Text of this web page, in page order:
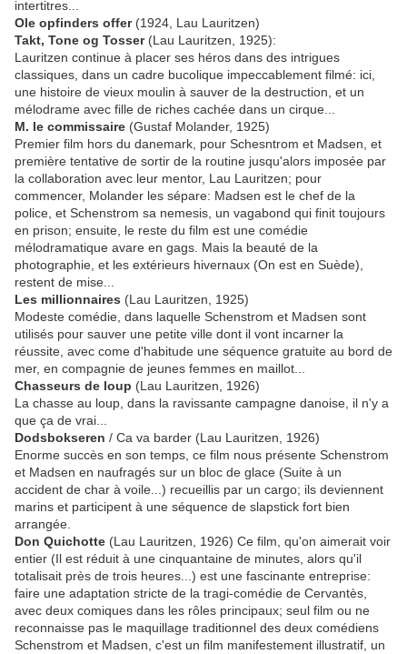
intertitres...
Ole opfinders offer(1924, Lau Lauritzen)
Takt, Tone og Tosser(Lau Lauritzen, 1925):
Lauritzen continue à placer ses héros dans des intrigues
classiques, dans un cadre bucolique impeccablement filmé: ici,
une histoire de vieux moulin à sauver de la destruction, et un
mélodrame avec fille de riches cachée dans un cirque...
M. le commissaire (Gustaf Molander, 1925)
Premier film hors du danemark, pour Schesntrom et Madsen, et
première tentative de sortir de la routine jusqu'alors imposée par
la collaboration avec leur mentor, Lau Lauritzen; pour
commencer, Molander les sépare: Madsen est le chef de la
police, et Schenstrom sa nemesis, un vagabond qui finit toujours
en prison; ensuite, le reste du film est une comédie
mélodramatique avare en gags. Mais la beauté de la
photographie, et les extérieurs hivernaux (On est en Suède),
restent de mise...
Les millionnaires (Lau Lauritzen, 1925)
Modeste comédie, dans laquelle Schenstrom et Madsen sont
utilisés pour sauver une petite ville dont il vont incarner la
réussite, avec come d'habitude une séquence gratuite au bord de
mer, en compagnie de jeunes femmes en maillot...
Chasseurs de loup (Lau Lauritzen, 1926)
La chasse au loup, dans la ravissante campagne danoise, il n'y a
que ça de vrai...
Dodsbokseren / Ca va barder (Lau Lauritzen, 1926)
Enorme succès en son temps, ce film nous présente Schenstrom
et Madsen en naufragés sur un bloc de glace (Suite à un
accident de char à voile...) recueillis par un cargo; ils deviennent
marins et participent à une séquence de slapstick fort bien
arrangée.
Don Quichotte (Lau Lauritzen, 1926) Ce film, qu'on aimerait voir
entier (Il est réduit à une cinquantaine de minutes, alors qu'il
totalisait près de trois heures...) est une fascinante entreprise:
faire une adaptation stricte de la tragi-comédie de Cervantès,
avec deux comiques dans les rôles principaux; seul film ou ne
reconnaisse pas le maquillage traditionnel des deux comédiens
Schenstrom et Madsen, c'est un film manifestement illustratif, un